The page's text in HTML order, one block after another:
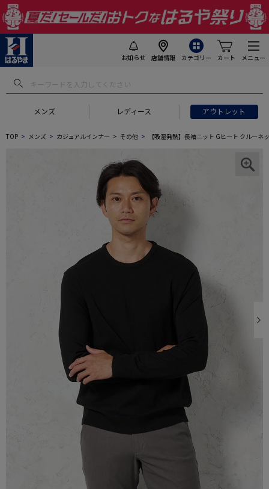
お知らせ 店舗情報 カテゴリー カート メニュー
メンズ レディース アウトレット
TOP メンズ カジュアルインナー その他 【吸湿発熱】長袖ニット Gヒート クルー